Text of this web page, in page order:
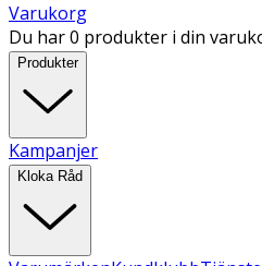
Varukorg
Du har 0 produkter i din
Produkter
Kampanjer
Kloka Råd